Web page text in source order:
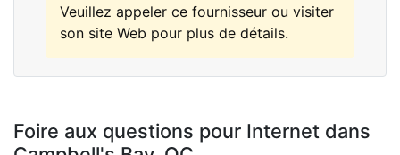
Veuillez appeler ce fournisseur ou visiter
son site Web pour plus de détails.
Foire aux questions pour Internet dans